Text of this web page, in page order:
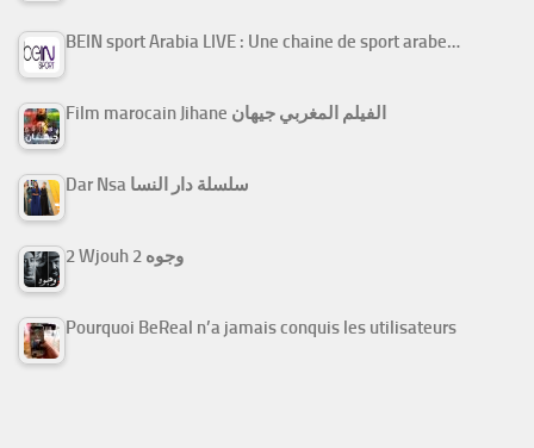
BEIN sport Arabia LIVE : Une chaine de sport arabe…
Film marocain Jihane الفيلم المغربي جيهان
Dar Nsa سلسلة دار النسا
2 Wjouh 2 وجوه
Pourquoi BeReal n’a jamais conquis les utilisateurs